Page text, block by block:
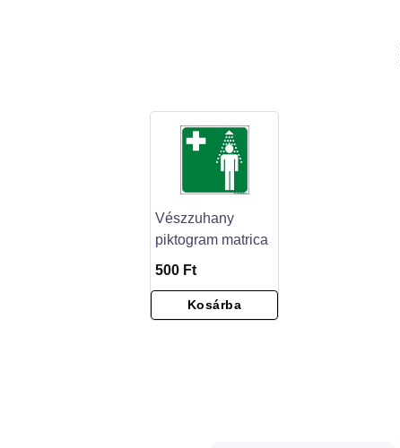
Vészzuhany
piktogram matrica
500 Ft
Kosárba